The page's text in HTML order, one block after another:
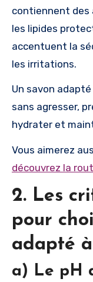
contiennent des
les lipides
accentuent la
les irritations.
Un savon
sans agresser,
hydrater et
Vous aimerez
découvrez la
2. Les
pour
adapté à
a) Le pH